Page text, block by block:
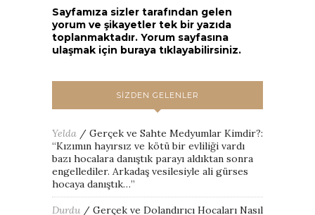
Sayfamıza sizler tarafından gelen
yorum ve şikayetler tek bir yazıda
toplanmaktadır. Yorum sayfasına
ulaşmak için buraya tıklayabilirsiniz.
SIZDEN GELENLER
Yelda / Gerçek ve Sahte Medyumlar Kimdir?:
“Kızımın hayırsız ve kötü bir evliliği vardı
bazı hocalara danıştık parayı aldıktan sonra
engellediler. Arkadaş vesilesiyle ali gürses
hocaya danıştık…”
Durdu / Gerçek ve Dolandırıcı Hocaları Nasıl